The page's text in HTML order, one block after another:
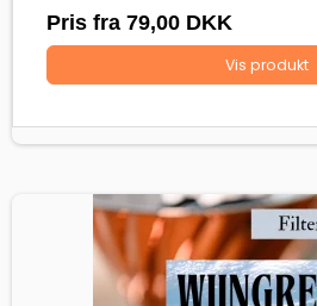
Pris fra 79,00 DKK
Vis produkt